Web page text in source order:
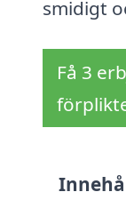
smidigt
Få 3